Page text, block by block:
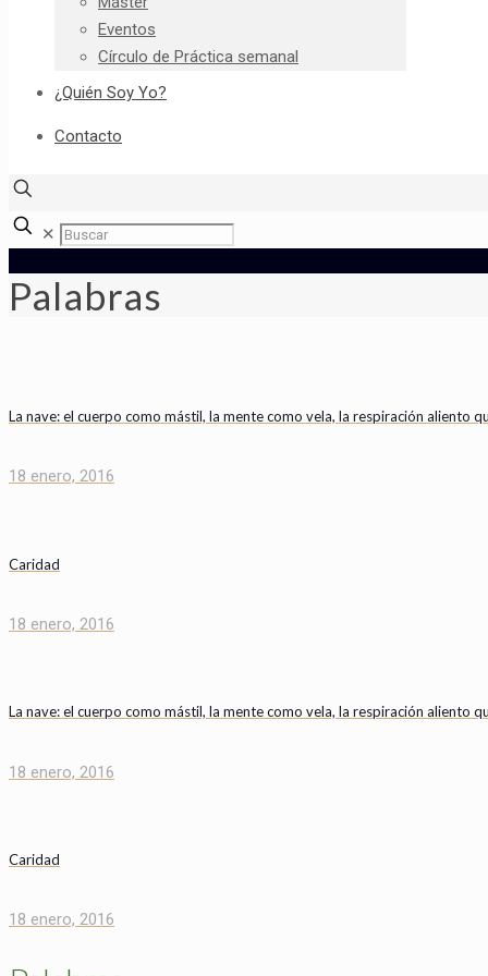
Eventos
Círculo de Práctica semanal
¿Quién Soy Yo?
Contacto
✕
Palabras
La nave: el cuerpo como mástil, la mente como vela, la respiración aliento
18 enero, 2016
Caridad
18 enero, 2016
La nave: el cuerpo como mástil, la mente como vela, la respiración aliento
18 enero, 2016
Caridad
18 enero, 2016